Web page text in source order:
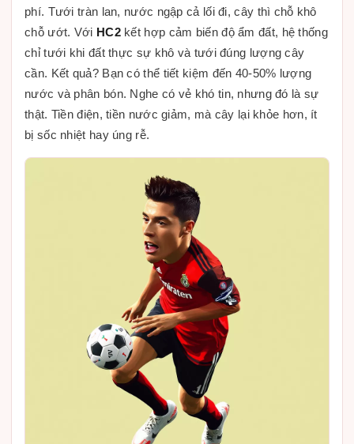
phí. Tưới tràn lan, nước ngập cả lối đi, cây thì chỗ khô
chỗ ướt. Với HC2kết hợp cảm biến độ ẩm đất, hệ thống
chỉ tưới khi đất thực sự khô và tưới đúng lượng cây
cần. Kết quả? Bạn có thể tiết kiệm đến 40-50% lượng
nước và phân bón. Nghe có vẻ khó tin, nhưng đó là sự
thật. Tiền điện, tiền nước giảm, mà cây lại khỏe hơn, ít
bị sốc nhiệt hay úng rễ.